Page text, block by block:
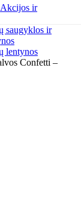
Akcijos ir
saugyklos ir
lentynos